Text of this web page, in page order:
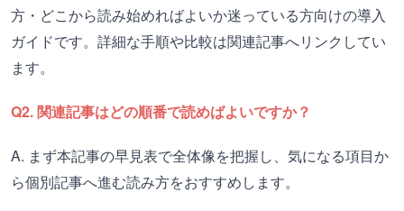
方・どこから読み始めればよいか迷っている方向けの導入
ガイドです。詳細な手順や比較は関連記事へリンクしてい
ます。
Q2. 関連記事はどの順番で読めばよいですか？
A. まず本記事の早見表で全体像を把握し、気になる項目か
ら個別記事へ進む読み方をおすすめします。